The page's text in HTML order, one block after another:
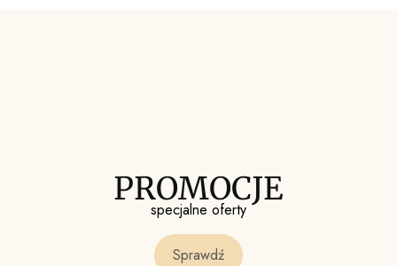
PROMOCJE
specjalne oferty
Sprawdź